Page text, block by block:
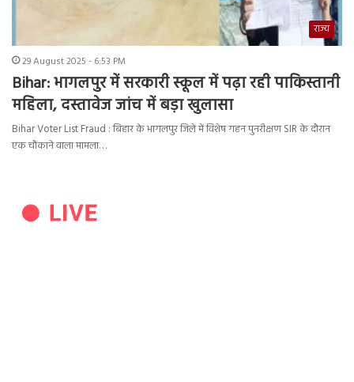
राज्य
29 August 2025 - 6:53 PM
Bihar: भागलपुर में सरकारी स्कूल में पढ़ा रही पाकिस्तानी
महिला, दस्तावेज जांच में बड़ा खुलासा
Bihar Voter List Fraud : बिहार के भागलपुर जिले में विशेष गहन पुनरीक्षण SIR के दौरान
एक चौंकाने वाला मामला…